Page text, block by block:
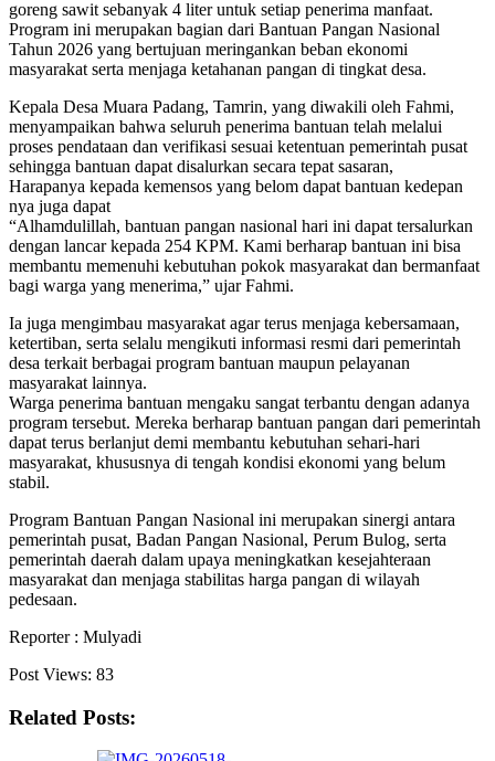
goreng sawit sebanyak 4 liter untuk setiap penerima manfaat.
Program ini merupakan bagian dari Bantuan Pangan Nasional
Tahun 2026 yang bertujuan meringankan beban ekonomi
masyarakat serta menjaga ketahanan pangan di tingkat desa.
Kepala Desa Muara Padang, Tamrin, yang diwakili oleh Fahmi,
menyampaikan bahwa seluruh penerima bantuan telah melalui
proses pendataan dan verifikasi sesuai ketentuan pemerintah pusat
sehingga bantuan dapat disalurkan secara tepat sasaran,
Harapanya kepada kemensos yang belom dapat bantuan kedepan
nya juga dapat
“Alhamdulillah, bantuan pangan nasional hari ini dapat tersalurkan
dengan lancar kepada 254 KPM. Kami berharap bantuan ini bisa
membantu memenuhi kebutuhan pokok masyarakat dan bermanfaat
bagi warga yang menerima,” ujar Fahmi.
Ia juga mengimbau masyarakat agar terus menjaga kebersamaan,
ketertiban, serta selalu mengikuti informasi resmi dari pemerintah
desa terkait berbagai program bantuan maupun pelayanan
masyarakat lainnya.
Warga penerima bantuan mengaku sangat terbantu dengan adanya
program tersebut. Mereka berharap bantuan pangan dari pemerintah
dapat terus berlanjut demi membantu kebutuhan sehari-hari
masyarakat, khususnya di tengah kondisi ekonomi yang belum
stabil.
Program Bantuan Pangan Nasional ini merupakan sinergi antara
pemerintah pusat, Badan Pangan Nasional, Perum Bulog, serta
pemerintah daerah dalam upaya meningkatkan kesejahteraan
masyarakat dan menjaga stabilitas harga pangan di wilayah
pedesaan.
Reporter : Mulyadi
Post Views: 83
Related Posts: